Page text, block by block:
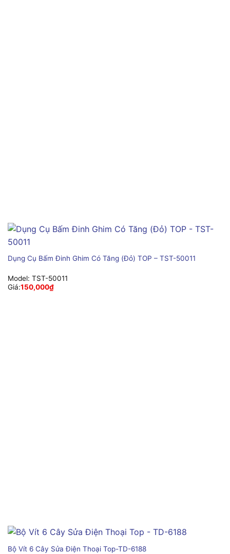
Dụng Cụ Bấm Đinh Ghim Có Tăng (Đỏ) TOP – TST-50011
Model: TST-50011
Giá:150,000₫
Bộ Vít 6 Cây Sửa Điện Thoại Top-TD-6188